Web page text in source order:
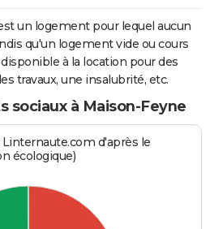
un logement pour lequel aucun
qu'un logement vide ou cours
à la location pour des
travaux, une insalubrité, etc.
sociaux à Maison-Feyne
d'après le
écologique)